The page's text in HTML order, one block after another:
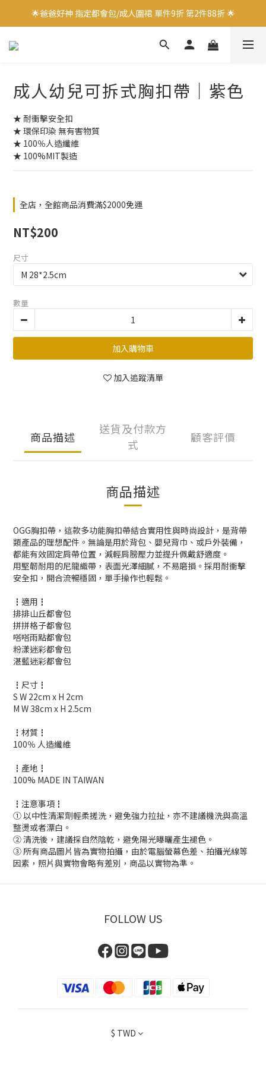
🌟爸爸好神 指定都會包/成人圍裙 單件9折 第2件88折 🌟
🌟爸爸好神 指定都會包/成人圍裙 單件9折 第2件88折 🌟
✨加入會員立即領取$100購物金✨
🌟爸爸好神 指定都會包/成人圍裙 單件9折 第2件88折 🌟
成人幼兒可拆式胸扣帶｜紫色
★ 耐衝擊安全扣
★ 環保印染 無有害物質
★ 100％人造纖維
★ 100%MIT製造
全店，全館商品消費滿$2000免運
NT$200
尺寸
數量
加入購物車
加入追蹤清單
商品描述
送貨及付款方
式
顧客評價
商品描述
OGG胸扣帶，這款多功能胸扣帶結合實用性與時尚設計，是背帶
類產品的理想配件。無論是用於背包、嬰兒背巾、或戶外裝備，
都能有效固定肩帶位置，減輕肩膀壓力並提升佩戴舒適度。
用堅韌耐用的尼龍織帶，表面光澤細膩，不易磨損。採用耐衝擊
安全扣，開合流暢穩固，單手操作也輕鬆。
┇適用┇
排排山丘都會包
拼拼格子都會包
嗒嗒雨點都會包
粉漾迷彩都會包
湛藍迷彩都會包
┇尺寸┇
S W 22cm x H 2cm
M W 38cm x H 2.5cm
┇材質┇
100％ 人造纖維
┇產地┇
100% MADE IN TAIWAN
┇注意事項┇
① 以中性清潔劑輕柔搓洗，避免強力拉扯，亦不建議機洗與高溫
整燙或者漂白。
② 清洗後，建議採自然陰乾，避免陽光曝曬產生褪色。
③ 所有商品圖片皆為實物拍攝，由於電腦螢幕色差、拍攝光線等
因素，照片與實物會略有差別，商品以實物為準。
FOLLOW US
$ TWD